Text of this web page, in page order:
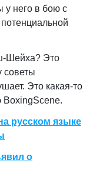
у него в бою с
Шейха? Это
советы
Это какая-то
BoxingScene.
русском языке
о